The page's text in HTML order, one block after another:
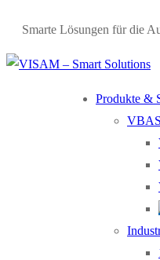
Smarte Lösungen für die
Produkte &